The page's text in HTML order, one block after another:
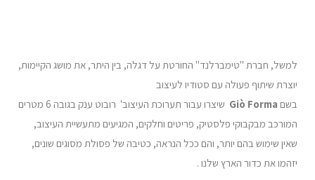
למשל, חברת "טימברלנד" החורטת על דגלה, בין היתר, את מושג הקיימות,
יוצרת שיתוף פעולה עם סטודיו לעיצוב
בשם Giò Forma
שיצרו עבור תערוכת העיצוב' רובוט ענק בגובה 6 מטרים
המורכב מבקבוקי פלסטיק, פריטים וחלקים, המגיעים מתעשיית העיצוב,
שאין שימוש בהם יותר, והם ככל הנראה, כטיבה של פסולת מסוגים שונים,
יזהמו את כדור הארץ שלנו .